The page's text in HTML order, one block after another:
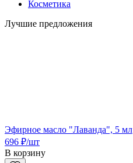
Косметика
Лучшие предложения
Эфирное масло "Лаванда", 5 мл
696 ₽/шт
В корзину